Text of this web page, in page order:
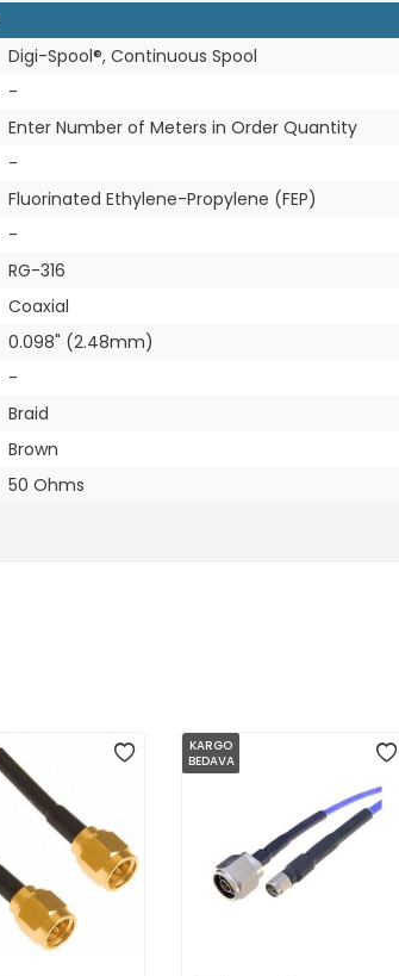
Digi-Spool®, Continuous Spool
-
Enter Number of Meters in Order Quantity
-
Fluorinated Ethylene-Propylene (FEP)
-
RG-316
Coaxial
0.098" (2.48mm)
-
Braid
Brown
50 Ohms
KARGO
BEDAVA